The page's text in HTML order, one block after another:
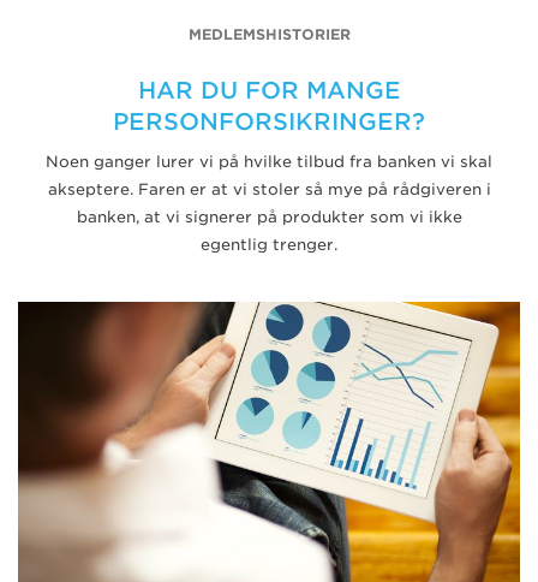
MEDLEMSHISTORIER
HAR DU FOR MANGE
PERSONFORSIKRINGER?
Noen ganger lurer vi på hvilke tilbud fra banken vi skal
akseptere. Faren er at vi stoler så mye på rådgiveren i
banken, at vi signerer på produkter som vi ikke
egentlig trenger.